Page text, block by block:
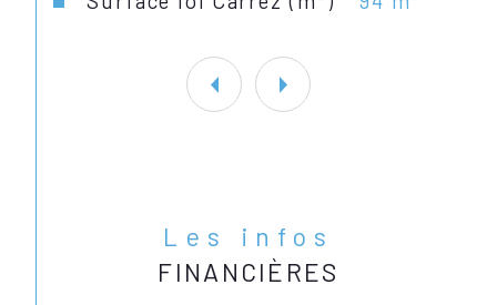
Les infos
FINANCIÈRES